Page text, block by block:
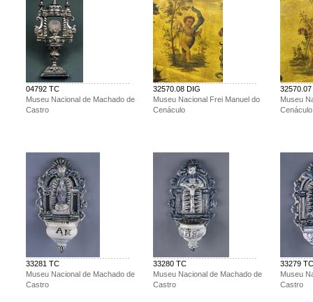
04792 TC
Museu Nacional de Machado de
Castro
32570.08 DIG
Museu Nacional Frei Manuel do
Cenáculo
Museu
Cenáculo
33281 TC
Museu Nacional de Machado de
Castro
33280 TC
Museu Nacional de Machado de
Castro
33279 TC
Museu
Castro